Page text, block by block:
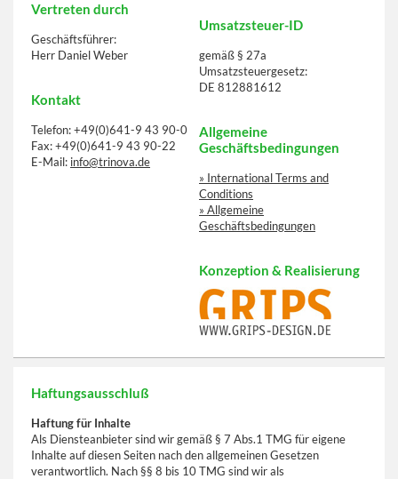
Vertreten durch
Geschäftsführer:
Herr Daniel Weber
Kontakt
Telefon: +49(0)641-9 43 90-0
Fax: +49(0)641-9 43 90-22
E-Mail: info@trinova.de
Umsatzsteuer-ID
gemäß § 27a
Umsatzsteuergesetz:
DE 812881612
Allgemeine
Geschäftsbedingungen
» International Terms and
Conditions
» Allgemeine
Geschäftsbedingungen
Konzeption & Realisierung
Haftungsausschluß
Haftung für Inhalte
Als Diensteanbieter sind wir gemäß § 7 Abs.1 TMG für eigene
Inhalte auf diesen Seiten nach den allgemeinen Gesetzen
verantwortlich. Nach §§ 8 bis 10 TMG sind wir als